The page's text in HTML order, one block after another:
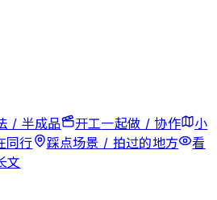
/ 半成品 开工一起做 / 协作
小
同行 踩点场景 / 拍过的地方
看
文